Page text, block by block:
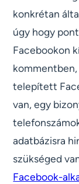
konkrétan
úgy hogy
Facebookon
telepített
van, egy
adatbázisra
szükséged
Facebook-